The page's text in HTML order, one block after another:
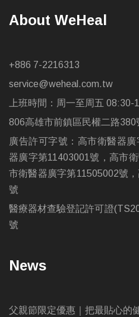
About WeHeal
+886 7-2216313
service@weheal.com.tw
上班時間：周一至周五 08:30-
806高雄市前鎮區民權二路380
廣告許可字號：高市衛醫器
器廣字第11403001號，高市
市衛醫器廣字第11505002號
號
醫療器材查驗登記許可證
號
News
父親節限定優惠｜把最貼心的